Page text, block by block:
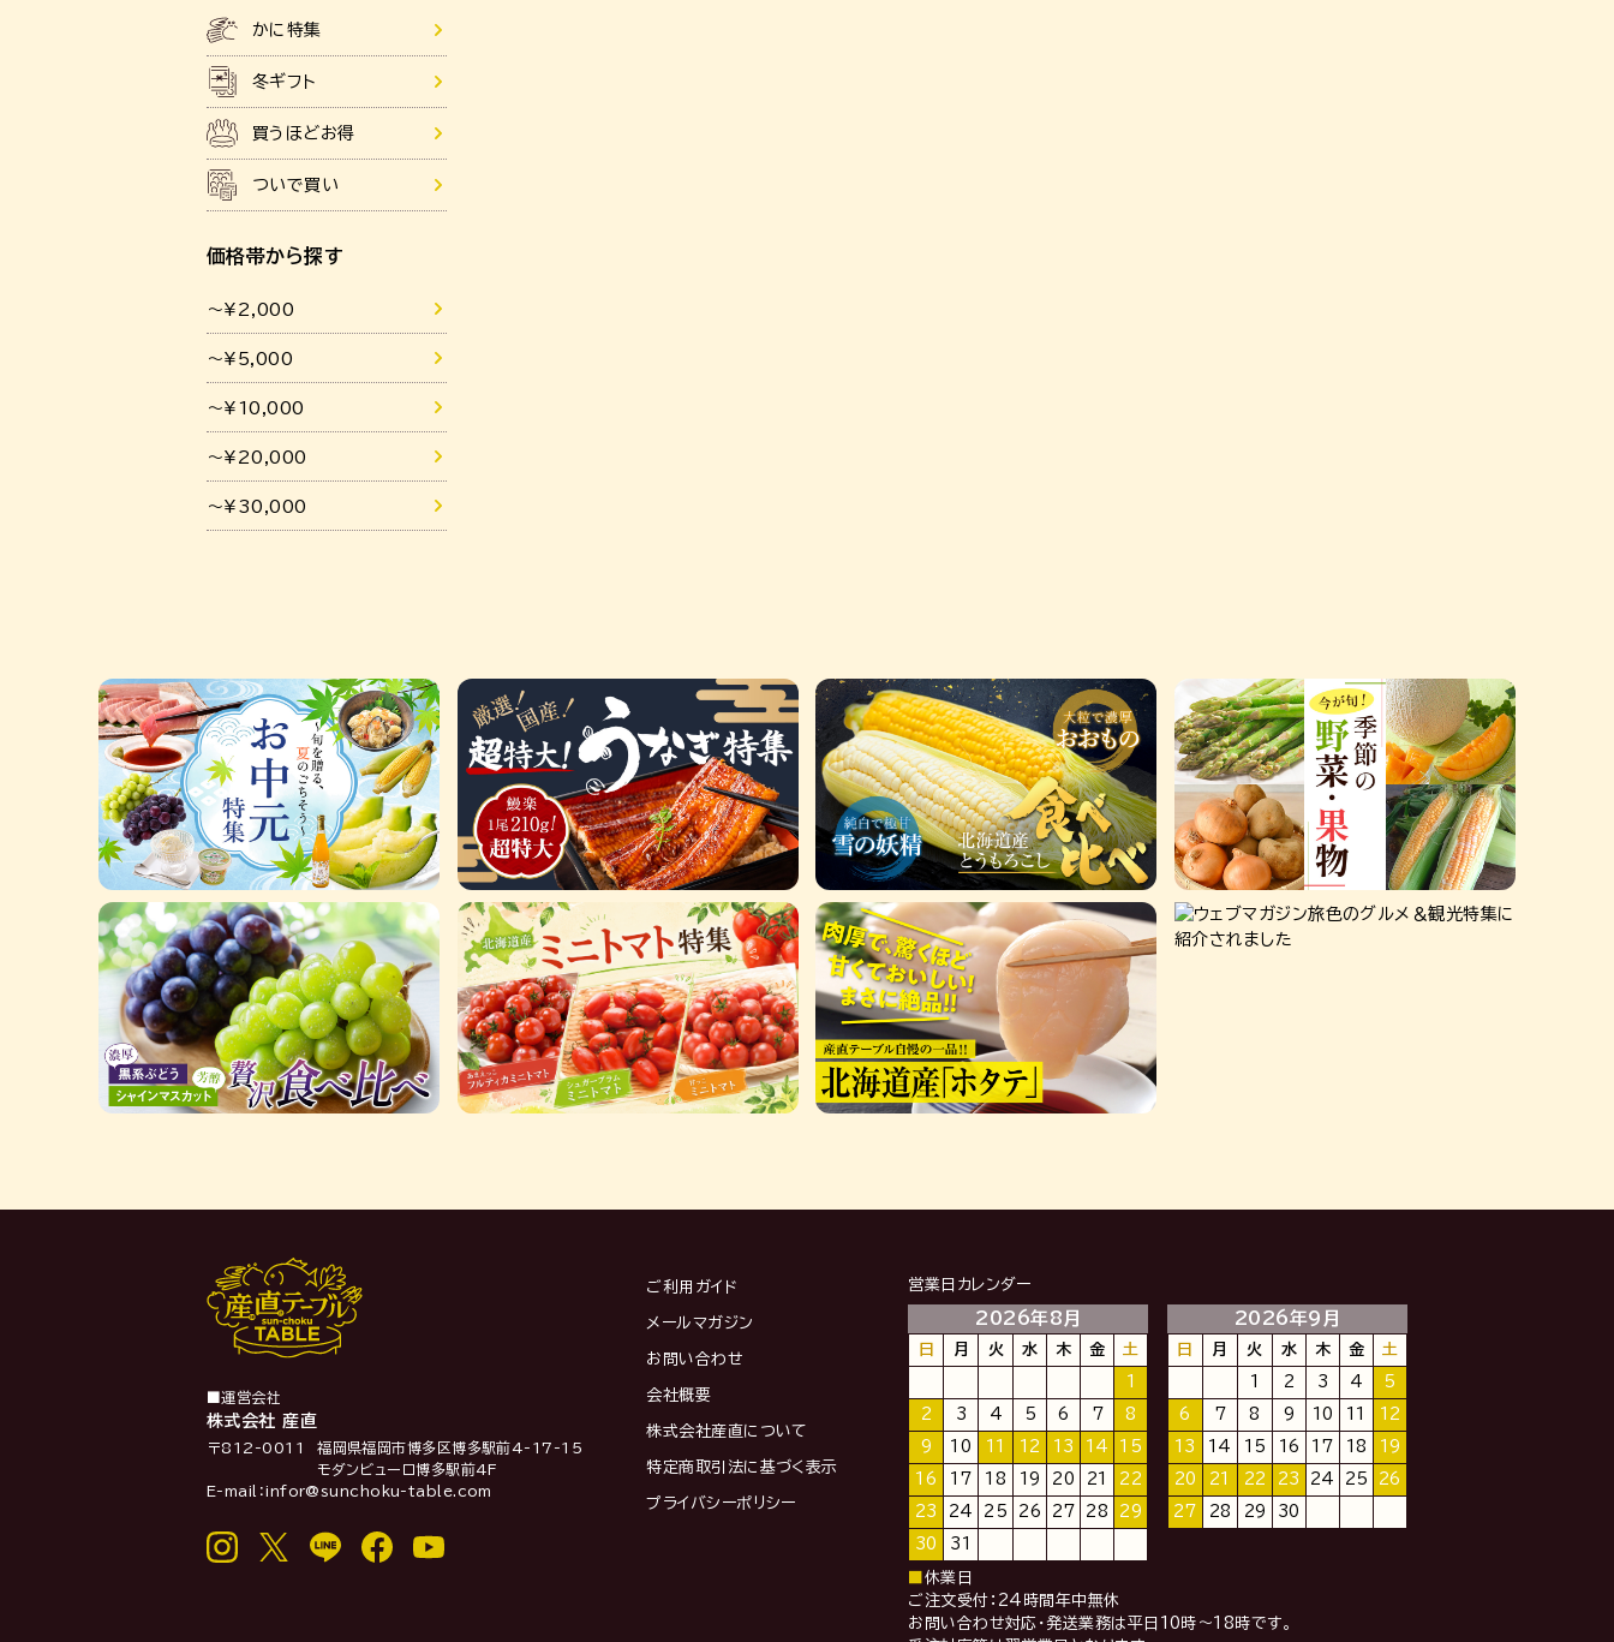
かに特集
冬ギフト
買うほどお得
ついで買い
価格帯から探す
～¥2,000
～¥5,000
～¥10,000
～¥20,000
～¥30,000
■運営会社
株式会社 産直
〒812-0011
福岡県福岡市博多区博多駅前4-17-15
モダンビューロ博多駅前4F
E-mail：infor@sunchoku-table.com
ご利用ガイド
メールマガジン
お問い合わせ
会社概要
株式会社産直について
特定商取引法に基づく表示
プライバシーポリシー
営業日カレンダー
2026年8月
日 月 火 水 木 金 土
2 3 4 5 6 7 8
9 10 12 13 14 15
16 17 18 19 20 21 22
23 24 25 26 27 28 29
30 31
2026年9月
日 月 火 水 木 金 土
2 3 4 5
6 7 8 9 10 12
13 14 15 16 17 18 19
20 21 22 23 24 25 26
27 28 29 30
休業日
ご注文受付：24時間年中無休
お問い合わせ対応・発送業務は平日10時～18時です。